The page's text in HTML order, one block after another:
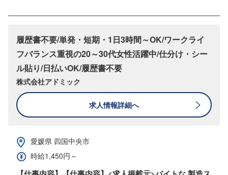
履歴書不要/単発・短期・1日3時間～OK/ワークライ
フバランス重視の20～30代女性活躍中/仕分け・シー
ル貼り/日払いOK/履歴書不要
株式会社アドミック
求人情報詳細へ
愛媛県 四国中央市
時給1,450円～